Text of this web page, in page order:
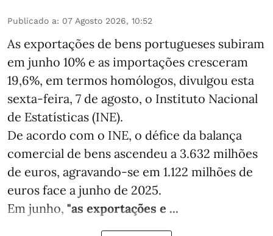
Publicado a: 07 Agosto 2026, 10:52
As exportações de bens portugueses subiram
em junho 10% e as importações cresceram
19,6%, em termos homólogos, divulgou esta
sexta-feira, 7 de agosto, o Instituto Nacional
de Estatísticas (INE).
De acordo com o INE, o défice da balança
comercial de bens ascendeu a 3.632 milhões
de euros, agravando-se em 1.122 milhões de
euros face a junho de 2025.
Em junho, "as exportações e ...